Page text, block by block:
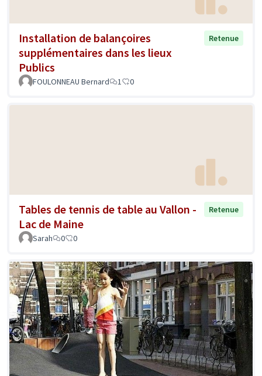
Installation de balançoires
supplémentaires dans les lieux
Publics
Retenue
FOULONNEAU Bernard 1 0
Tables de tennis de table au Vallon -
Lac de Maine
Retenue
Sarah 0 0